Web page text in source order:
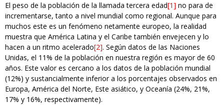
El peso de la población de la llamada tercera edad[1] no para de
incrementarse, tanto a nivel mundial como regional. Aunque para
muchos este es un fenómeno netamente europeo, la realidad
muestra que América Latina y el Caribe también envejecen y lo
hacen a un ritmo acelerado[2]. Según datos de las Naciones
Unidas, el 11% de la población en nuestra región es mayor de 60
años. Este valor es cercano a los datos de la población mundial
(12%) y sustancialmente inferior a los porcentajes observados en
Europa, América del Norte, Este asiático, y Oceanía (24%, 21%,
17% y 16%, respectivamente).